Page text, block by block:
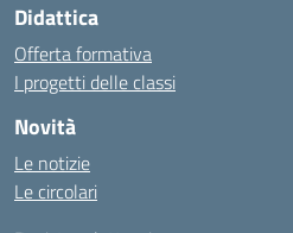
Didattica
Offerta formativa
I progetti delle classi
Novità
Le notizie
Le circolari